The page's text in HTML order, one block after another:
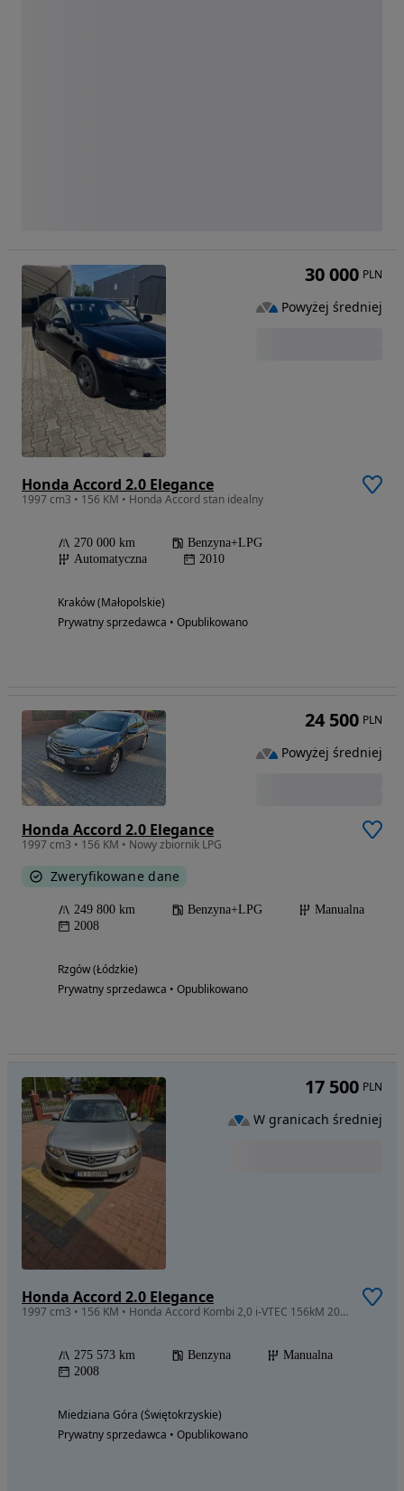
Honda Accord 2.0 Elegance
1997 cm3 • 156 KM • Honda Accord stan idealny
270 000 km
Benzyna+LPG
Automatyczna
2010
Kraków (Małopolskie)
Prywatny sprzedawca • Opublikowano
30 000 PLN
Powyżej średniej
Honda Accord 2.0 Elegance
1997 cm3 • 156 KM • Nowy zbiornik LPG
Zweryfikowane dane
249 800 km Benzyna+LPG
Manualna
2008
Rzgów (Łódzkie)
Prywatny sprzedawca • Opublikowano
24 500 PLN
Powyżej średniej
Honda Accord 2.0 Elegance
1997 cm3 • 156 KM • Honda Accord Kombi 2,0 i-VTEC 156kM 2008r.
275 573 km Benzyna
Manualna
2008
Miedziana Góra (Świętokrzyskie)
Prywatny sprzedawca • Opublikowano
17 500 PLN
W granicach średniej